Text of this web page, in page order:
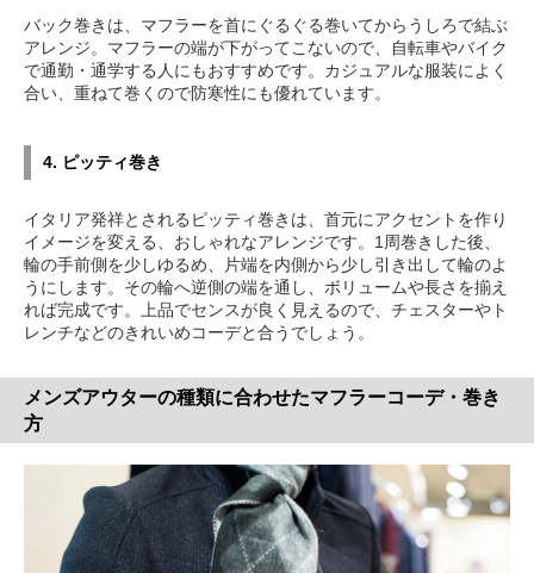
バック巻きは、マフラーを首にぐるぐる巻いてからうしろで結ぶ
アレンジ。マフラーの端が下がってこないので、自転車やバイク
で通勤・通学する人にもおすすめです。カジュアルな服装によく
合い、重ねて巻くので防寒性にも優れています。
4. ピッティ巻き
イタリア発祥とされるピッティ巻きは、首元にアクセントを作り
イメージを変える、おしゃれなアレンジです。1周巻きした後、
輪の手前側を少しゆるめ、片端を内側から少し引き出して輪のよ
うにします。その輪へ逆側の端を通し、ボリュームや長さを揃え
れば完成です。上品でセンスが良く見えるので、チェスターやト
レンチなどのきれいめコーデと合うでしょう。
メンズアウターの種類に合わせたマフラーコーデ・巻き
方